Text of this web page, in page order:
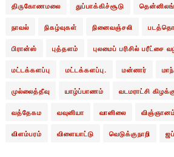
திருகோணமலை துப்பாக்கிச்சூடு
நாவல் நிகழ்வுகள் நினைவஞ்சலி
பிரான்ஸ் புத்தளம் புலமைப் பரிசில் பரீட்சை
மட்டக்களப்பு மட்டக்களப்பு. மன்னார்
முல்லைத்தீவு யாழ்ப்பாணம் வடமராட்சி
வத்தேகம வவுனியா வானிலை
விளம்பரம் விளையாட்டு வெடுக்குநாறி